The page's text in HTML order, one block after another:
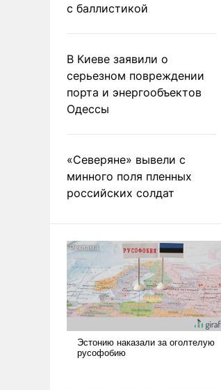
с баллистикой
В Киеве заявили о
серьезном повреждении
порта и энергообъектов
Одессы
«Северяне» вывели с
минного поля пленных
российских солдат